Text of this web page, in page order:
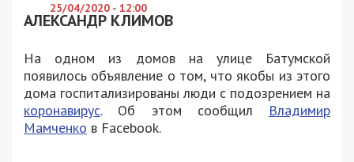
25/04/2020 - 12:00
АЛЕКСАНДР КЛИМОВ
На одном из домов на улице Батумской
появилось объявление о том, что якобы из этого
дома госпитализированы люди с подозрением на
коронавирус. Об этом сообщил Владимир
Мамченко в Facebook.